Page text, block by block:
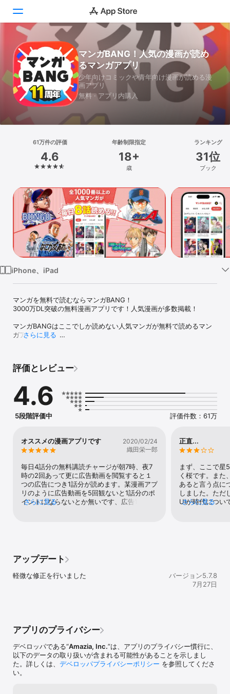
Today
ゲーム
アプリ
検索
プラットフォーム
iPhone
iPad
Mac
Vision
Watch
マンガBANG！人気の漫画が読め
るマンガアプリ
少年向けコミックや青年向け漫画が読める漫
画アプリ
無料 · アプリ内購入
61万件の評価
4.6
年齢制限指定
18+
歳
ランキング
31位
ブック
iPhone、iPad
マンガを無料で読むならマンガBANG！
3000万DL突破の無料漫画アプリです！人気漫画が多数掲載！
マンガBANGはここでしか読めない人気マンガが無料で読めるマン
ガアプリです。
タジスタ」「我間乱」「嘘食い」等めちゃ面白いコミックが無料配
7月の新作は「BUNGO」「なにわ友あれ」「GTO」「土竜の唄」
「ベイビーステップ」「YATAGARASU」「BLOODY MANDAY」な
どの人気漫画を配信開始！
ガをお楽しみください。
1000万部超の大ヒットマンガや、ドラマ化、アニメ化された誰もが
知っている人気漫画を毎日8話分、無料で読めるマンガアプリです。
人気マンガが毎月、追加配信されますのでアプリをダウンロードし
てお待ちください。
で読むことができます。
アクション、バトル、ヤンキー、王国ものから、少女漫画、恋愛作
毎日アクセスして、お気に入りの漫画を全巻読破してください。
お気に入りのコミックを読破しましょう！
キャンペーンも随時実施中！
プレゼントボックスに届くアイテムでオトクにコミックを楽しんで
ください。
さらに見る
評価とレビュー
4.6
5段階評価中 評価件数：61万
オススメの漫画アプリです
2020/02/24
織田栄一郎
毎日4話分の無料講読チャージが朝7時、夜7
時の2回あって更に広告動画を閲覧すると１
つの広告につき1話分が読めます。某漫画アプ
リのように広告動画を5回観ないと1話分のポ
イントにならないとか無いです、広告1回につ
より使い勝手が良い漫画アプリは今のところ
無いです、1番好きな漫画アプリですね。オス
スメします！
さらに見る
正直...
まず、ここで星
く桜です。また
あると言う点に
しました。ただ
UIが時代につい
としますが、
ないというの
果たせていな
さらに見る
アップデート
軽微な修正を行いました
バージョン5.7.8
7月27日
アプリのプライバシー
デベロッパである“Amazia, Inc.”は、アプリのプライバシー慣行に、
以下のデータの取り扱いが含まれる可能性があることを示しまし
た。詳しくは、 デベロッパプライバシーポリシー を参照してくださ
い。